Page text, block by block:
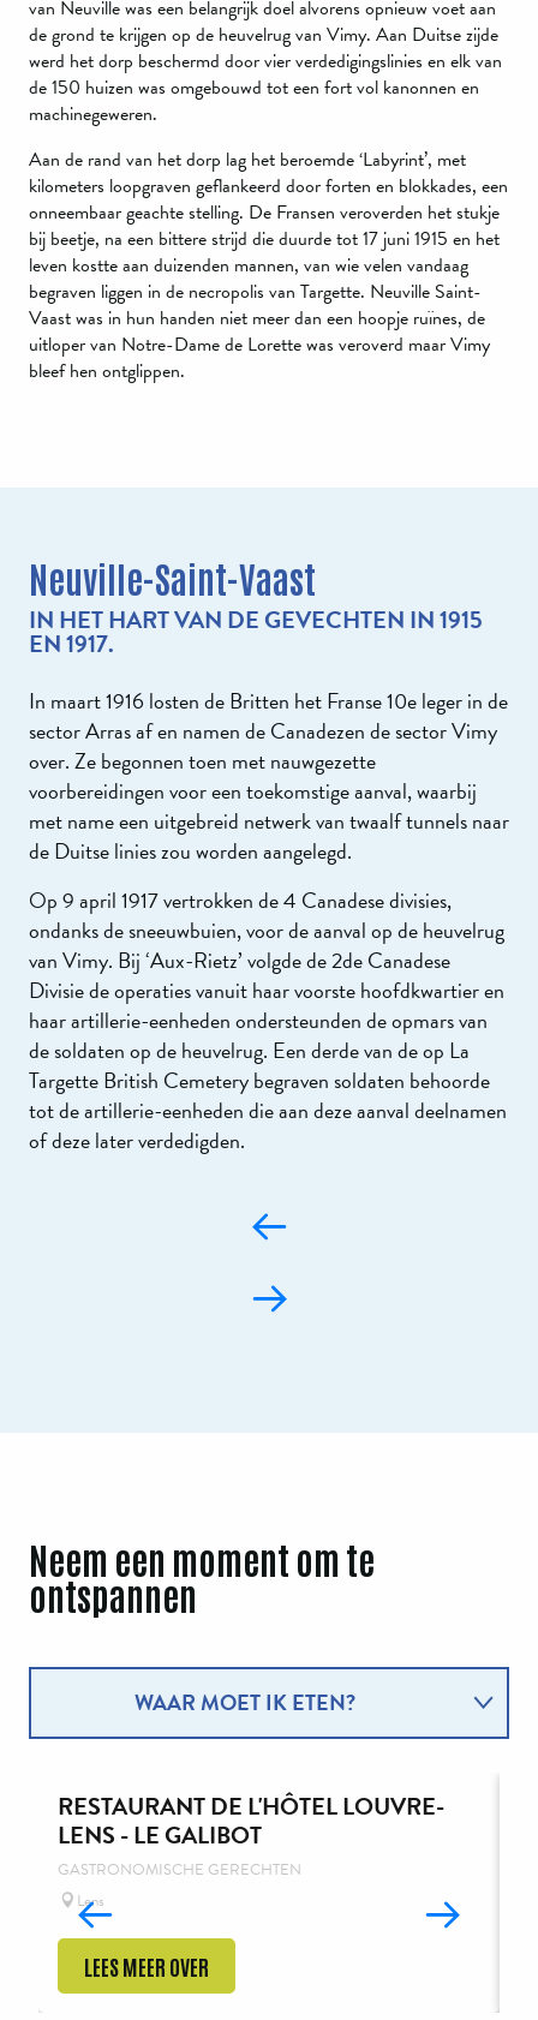
van Neuville was een belangrijk doel alvorens opnieuw voet aan
de grond te krijgen op de heuvelrug van Vimy. Aan Duitse zijde
werd het dorp beschermd door vier verdedigingslinies en elk van
de 150 huizen was omgebouwd tot een fort vol kanonnen en
machinegeweren.
Aan de rand van het dorp lag het beroemde ‘Labyrint’, met
kilometers loopgraven geflankeerd door forten en blokkades, een
onneembaar geachte stelling. De Fransen veroverden het stukje
bij beetje, na een bittere strijd die duurde tot 17 juni 1915 en het
leven kostte aan duizenden mannen, van wie velen vandaag
begraven liggen in de necropolis van Targette. Neuville Saint-
Vaast was in hun handen niet meer dan een hoopje ruïnes, de
uitloper van Notre-Dame de Lorette was veroverd maar Vimy
bleef hen ontglippen.
Neuville-Saint-Vaast
IN HET HART VAN DE GEVECHTEN IN 1915
EN 1917.
In maart 1916 losten de Britten het Franse 10e leger in de
sector Arras af en namen de Canadezen de sector Vimy
over. Ze begonnen toen met nauwgezette
voorbereidingen voor een toekomstige aanval, waarbij
met name een uitgebreid netwerk van twaalf tunnels naar
de Duitse linies zou worden aangelegd.
Op 9 april 1917 vertrokken de 4 Canadese divisies,
ondanks de sneeuwbuien, voor de aanval op de heuvelrug
van Vimy. Bij ‘Aux-Rietz’ volgde de 2de Canadese
Divisie de operaties vanuit haar voorste hoofdkwartier en
haar artillerie-eenheden ondersteunden de opmars van
de soldaten op de heuvelrug. Een derde van de op La
Targette British Cemetery begraven soldaten behoorde
tot de artillerie-eenheden die aan deze aanval deelnamen
of deze later verdedigden.
Neem een moment om te
ontspannen
WAAR MOET IK ETEN?
RESTAURANT DE L'HÔTEL LOUVRE-
LENS - LE GALIBOT
GASTRONOMISCHE GERECHTEN
Lens
LEES MEER OVER